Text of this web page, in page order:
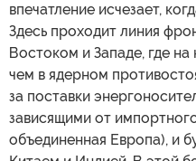
впечатление исчезает,
Здесь проходит линия
Востоком и Западе, где
чем в ядерном
за поставки
зависящими от
объединенная Европа), и